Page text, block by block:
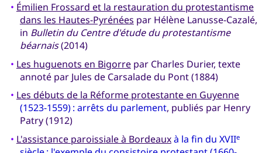
• Émilien Frossard et la restauration du protestantisme
dans les Hautes-Pyrénées par Hélène Lanusse-Cazalé,
in Bulletin du Centre d'étude du protestantisme
béarnais(2014)
• Les huguenots en Bigorrepar Charles Durier, texte
annoté par Jules de Carsalade du Pont (1884)
• Les débuts de la Réforme protestante en Guyenne
(1523-1559) : arrêts du parlement, publiés par Henry
Patry (1912)
• L'assistance paroissiale à Bordeauxà la fin du XVIIe